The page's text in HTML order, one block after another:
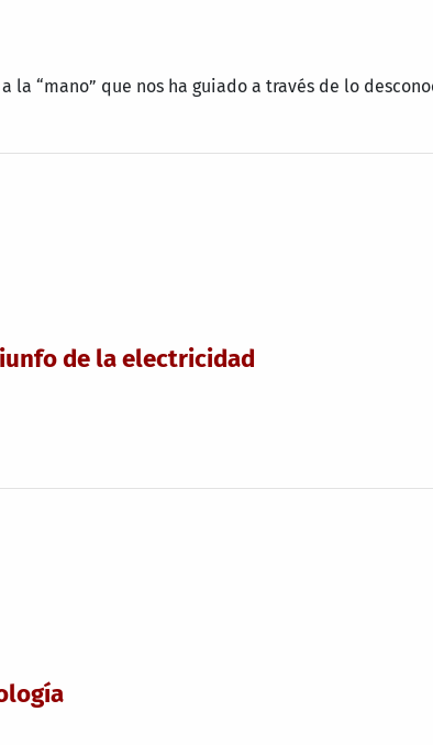
la “mano” que nos ha guiado a través de lo
de la electricidad